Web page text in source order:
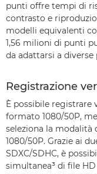
punti offre tempi di
contrasto e
modelli equivalenti
1,56 milioni di punti
da adattarsi a diverse
Registrazione
È possibile registrare
formato 1080/50P,
seleziona la modalità
1080/50P. Grazie ai
SDXC/SDHC, è
simultanea³ di file